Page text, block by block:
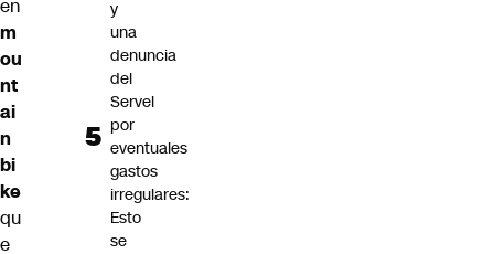
en
m
ou
nt
ai
n
bi
ke
qu
e
y
una
denuncia
del
Servel
por
eventuales
gastos
irregulares:
Esto
se